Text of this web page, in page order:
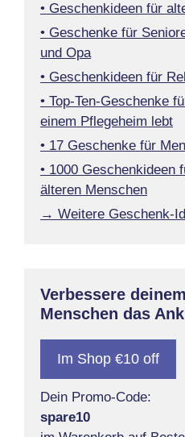
• Geschenkideen für
• Geschenke für
und Opa
• Geschenkideen für
• Top-Ten-Geschenke
einem Pflegeheim lebt
• 17 Geschenke für
• 1000 Geschenkideen
älteren Menschen
→ Weitere Geschenk-
Verbessere
Menschen das
Im Shop €10 off
Dein Promo-Code:
spare10